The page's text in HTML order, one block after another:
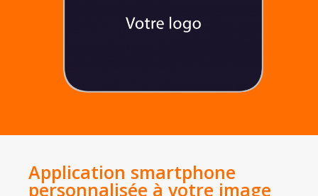
Application smartphone
personnalisée à votre image